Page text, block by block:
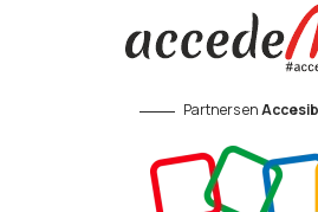
Partners en